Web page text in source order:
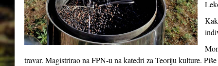
travar. Magistrirao na FPN-u na katedri za Teoriju kulture.